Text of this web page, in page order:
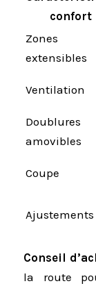
confort
Zones
extensibles
Ventilation
Doublures
amovibles
Coupe
Ajustements
Conseil
la route